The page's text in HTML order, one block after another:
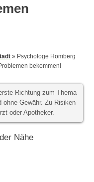
» Psychologe Homberg
bekommen!
Richtung zum Thema
ohne Gewähr. Zu Risiken
oder Apotheker.
Nähe